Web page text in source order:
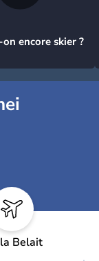
encore skier ?
Belait